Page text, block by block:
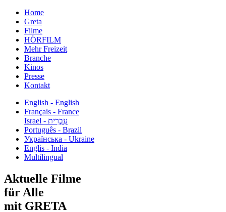
Home
Greta
Filme
HÖRFILM
Mehr Freizeit
Branche
Kinos
Presse
Kontakt
English - English
Français - France
עִבְרִית - Israel
Português - Brazil
Українська - Ukraine
Englis - India
Multilingual
Aktuelle Filme
für Alle
mit GRETA